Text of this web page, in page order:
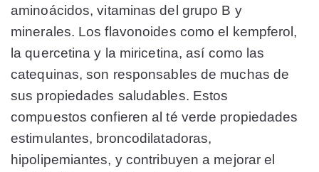
aminoácidos, vitaminas del grupo B y
minerales. Los flavonoides como el kempferol,
la quercetina y la miricetina, así como las
catequinas, son responsables de muchas de
sus propiedades saludables. Estos
compuestos confieren al té verde propiedades
estimulantes, broncodilatadoras,
hipolipemiantes, y contribuyen a mejorar el